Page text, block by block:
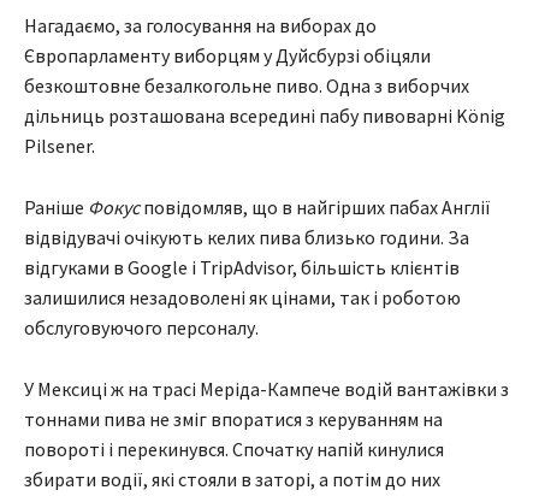
Нагадаємо, за голосування на виборах до
Європарламенту виборцям у Дуйсбурзі обіцяли
безкоштовне безалкогольне пиво. Одна з виборчих
дільниць розташована всередині пабу пивоварні König
Pilsener.
Раніше Фокусповідомляв, що в найгірших пабах Англії
відвідувачі очікують келих пива близько години. За
відгуками в Google і TripAdvisor, більшість клієнтів
залишилися незадоволені як цінами, так і роботою
обслуговуючого персоналу.
У Мексиці ж на трасі Меріда-Кампече водій вантажівки з
тоннами пива не зміг впоратися з керуванням на
повороті і перекинувся. Спочатку напій кинулися
збирати водії, які стояли в заторі, а потім до них